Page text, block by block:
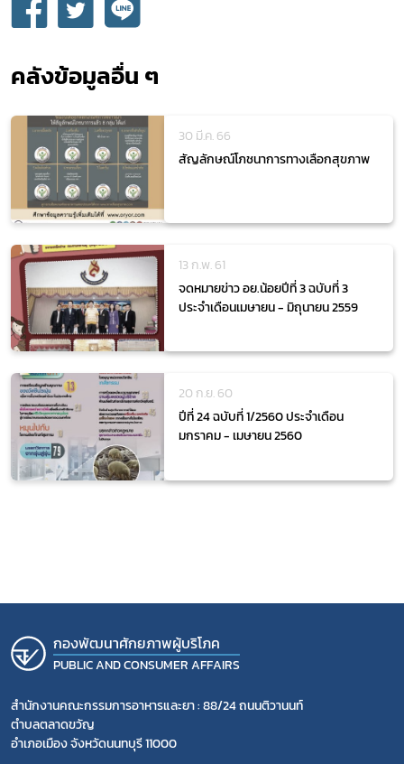
คลังข้อมูลอื่น ๆ
30 มี.ค. 66
สัญลักษณ์โภชนาการทางเลือกสุขภาพ
13 ก.พ. 61
จดหมายข่าว อย.น้อยปีที่ 3 ฉบับที่ 3
ประจำเดือนเมษายน - มิถุนายน 2559
20 ก.ย. 60
ปีที่ 24 ฉบับที่ 1/2560 ประจำเดือน
มกราคม - เมษายน 2560
กองพัฒนาศักยภาพผู้บริโภค
PUBLIC AND CONSUMER AFFAIRS
สำนักงานคณะกรรมการอาหารและยา : 88/24 ถนนติวานนท์
ตำบลตลาดขวัญ
อำเภอเมือง จังหวัดนนทบุรี 11000